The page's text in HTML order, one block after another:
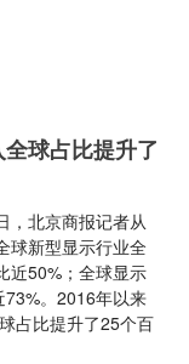
球占比提升了
，北京商报记者从
球新型显示行业全
近50%；全球显示
。2016年以来
占比提升了25个百